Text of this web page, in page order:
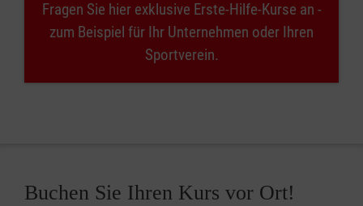
Fragen Sie hier exklusive Erste-Hilfe-Kurse an -
zum Beispiel für Ihr Unternehmen oder Ihren
Sportverein.
Buchen Sie Ihren Kurs vor Ort!